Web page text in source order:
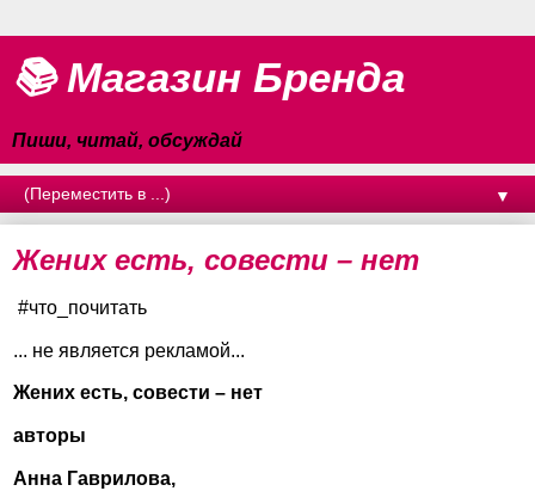
📚 Магазин Бренда
Пиши, читай, обсуждай
▼
Жених есть, совести – нет
#что_почитать
... не является рекламой...
Жених есть, совести – нет
авторы
Анна Гаврилова,